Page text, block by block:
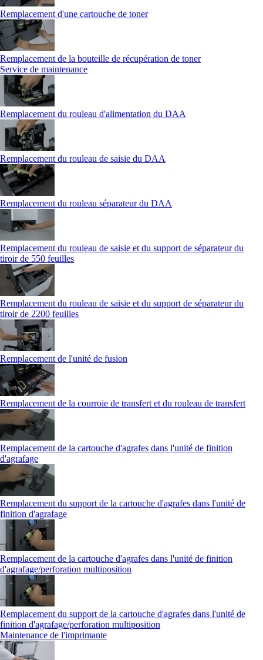
Remplacement d'une cartouche de toner
Remplacement de la bouteille de récupération de toner
Service de maintenance
Remplacement du rouleau d'alimentation du DAA
Remplacement du rouleau de saisie du DAA
Remplacement du rouleau séparateur du DAA
Remplacement du rouleau de saisie et du support de séparateur du
tiroir de 550 feuilles
Remplacement du rouleau de saisie et du support de séparateur du
tiroir de 2200 feuilles
Remplacement de l'unité de fusion
Remplacement de la courroie de transfert et du rouleau de transfert
Remplacement de la cartouche d'agrafes dans l'unité de finition
d'agrafage
Remplacement du support de la cartouche d'agrafes dans l'unité de
finition d'agrafage
Remplacement de la cartouche d'agrafes dans l'unité de finition
d'agrafage/perforation multiposition
Remplacement du support de la cartouche d'agrafes dans l'unité de
finition d'agrafage/perforation multiposition
Maintenance de l'imprimante